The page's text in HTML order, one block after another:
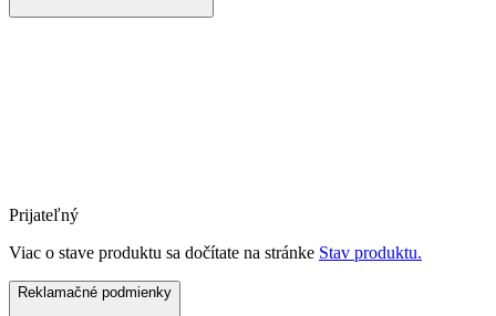
Prijateľný
Viac o stave produktu sa dočítate na stránke Stav produktu.
Reklamačné podmienky